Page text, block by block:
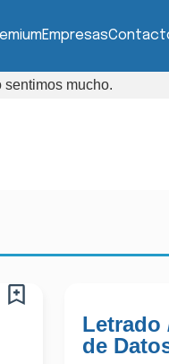
Empresas
sentimos mucho.
Letrado
de